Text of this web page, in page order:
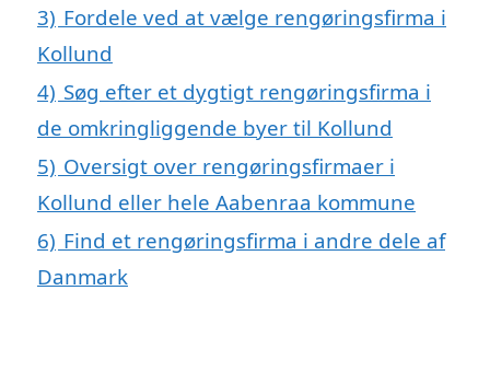
3) Fordele ved at vælge rengøringsfirma i
Kollund
4) Søg efter et dygtigt rengøringsfirma i
de omkringliggende byer til Kollund
5) Oversigt over rengøringsfirmaer i
Kollund eller hele Aabenraa kommune
6) Find et rengøringsfirma i andre dele af
Danmark